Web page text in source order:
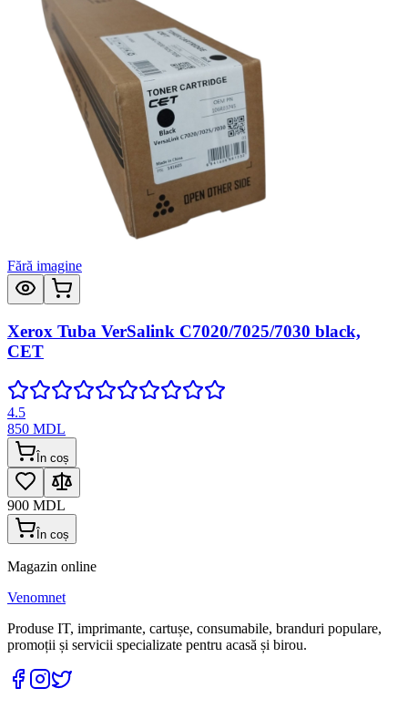
Fără imagine
Xerox Tuba VerSalink C7020/7025/7030 black,
CET
4.5
850 MDL
În coș
900 MDL
În coș
Magazin online
Venomnet
Produse IT, imprimante, cartușe, consumabile, branduri populare,
promoții și servicii specializate pentru acasă și birou.